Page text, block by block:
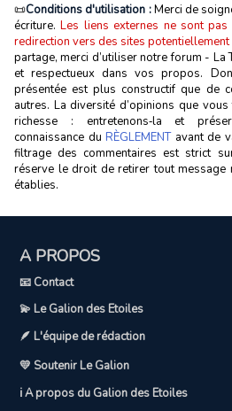
📜Conditions d'utilisation :Merci de
écriture.Les liens externes ne sont pas
redirection vers des sites
partage, merci d’utiliser notre forum - La
et respectueux dans vos propos.
présentée est plus constructif que de
autres. La diversité d’opinions que
richesse : entretenons‑la et
connaissance du RÈGLEMENTavant de
filtrage des commentaires est strict
réserve le droit de retirer tout message
établies.
A PROPOS
📧 Contact
💫 Le Galion des Etoiles
🪶 L'équipe de rédaction
💛 Soutenir Le Galion
ℹ️ A propos du Galion des Etoiles